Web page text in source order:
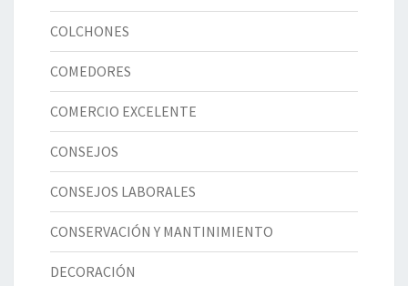
COLCHONES
COMEDORES
COMERCIO EXCELENTE
CONSEJOS
CONSEJOS LABORALES
CONSERVACIÓN Y MANTINIMIENTO
DECORACIÓN